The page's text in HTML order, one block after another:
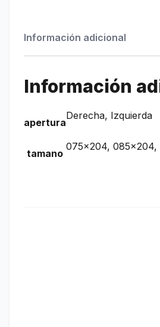
Información adicional
Información
apertura
Derecha, Izquierda
tamano
075×204, 085×204,